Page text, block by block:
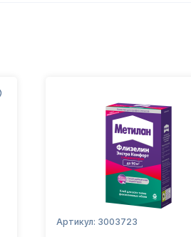
Артикул: 3003723